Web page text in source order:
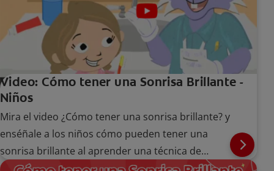
Video: Cómo tener una Sonrisa Brillante -
Niños
Mira el video ¿Cómo tener una sonrisa brillante? y
enséñale a los niños cómo pueden tener una
sonrisa brillante al aprender una técnica de
cepillado adecuada.